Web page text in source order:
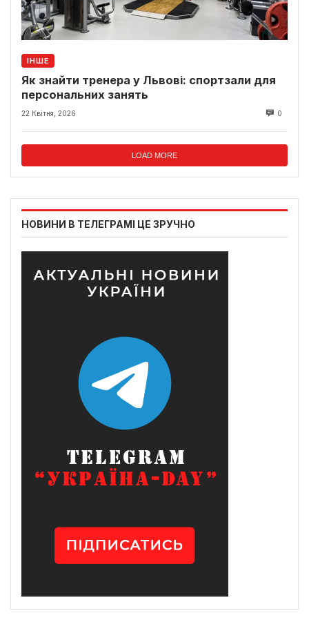
ІНШЕ
Як знайти тренера у Львові: спортзали для
персональних занять
22 Квітня, 2026 0
LOAD MORE
НОВИНИ В ТЕЛЕГРАМІ ЦЕ ЗРУЧНО